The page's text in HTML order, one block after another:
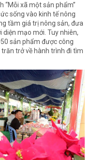
“Mỗi xã một sản phẩm”
sống vào kinh tế nông
tầm giá trị nông sản, đưa
diện mạo mới. Tuy nhiên,
sản phẩm được công
trở về hành trình đi tìm